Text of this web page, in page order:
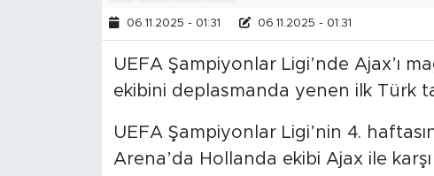
06.11.2025 - 01:31 06.11.2025 - 01:31
UEFA Şampiyonlar Ligi’nde Ajax’ı
ekibini deplasmanda yenen ilk Türk
UEFA Şampiyonlar Ligi’nin 4.
Arena’da Hollanda ekibi Ajax ile karşı